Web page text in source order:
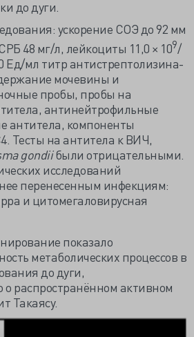
до дуги.
ускорение СОЭ до 92 мм
48 мг/л, лейкоциты 11,0 × 109/
Ед/мл титр антистрептолизина-
мочевины и
пробы, пробы на
антинейтрофильные
антитела, компоненты
Тесты на антитела к ВИЧ,
gondiiбыли отрицательными.
исследований
перенесенным инфекциям:
и цитомегаловирусная
показало
метаболических процессов в
до дуги,
распространённом активном
Такаясу.